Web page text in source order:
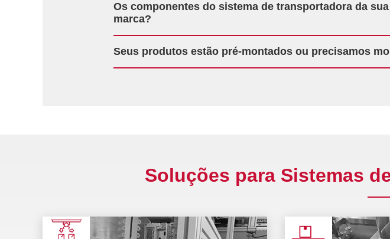
Os componentes do sistema de transportadora da
marca?
Seus produtos estão pré-montados ou precisamos
Soluções para Sistemas